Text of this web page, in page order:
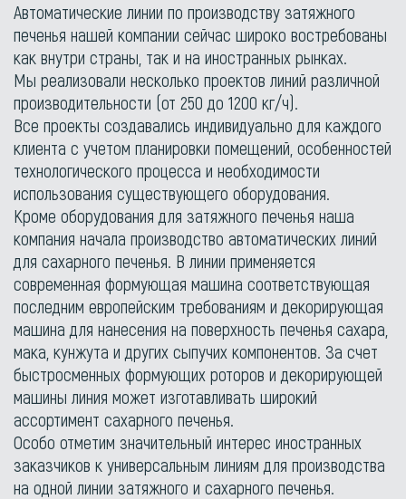
Автоматические линии по производству затяжного
печенья нашей компании сейчас широко востребованы
как внутри страны, так и на иностранных рынках.
Мы реализовали несколько проектов линий различной
производительности (от 250 до 1200 кг/ч).
Все проекты создавались индивидуально для каждого
клиента с учетом планировки помещений, особенностей
технологического процесса и необходимости
использования существующего оборудования.
Кроме оборудования для затяжного печенья наша
компания начала производство автоматических линий
для сахарного печенья. В линии применяется
современная формующая машина соответствующая
последним европейским требованиям и декорирующая
машина для нанесения на поверхность печенья сахара,
мака, кунжута и других сыпучих компонентов. За счет
быстросменных формующих роторов и декорирующей
машины линия может изготавливать широкий
ассортимент сахарного печенья.
Особо отметим значительный интерес иностранных
заказчиков к универсальным линиям для производства
на одной линии затяжного и сахарного печенья.